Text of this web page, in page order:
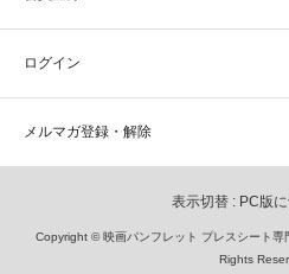
ログイン
メルマガ登録・解除
表示切替 : PC版
Copyright © 映画パンフレット プレスシート
Rights